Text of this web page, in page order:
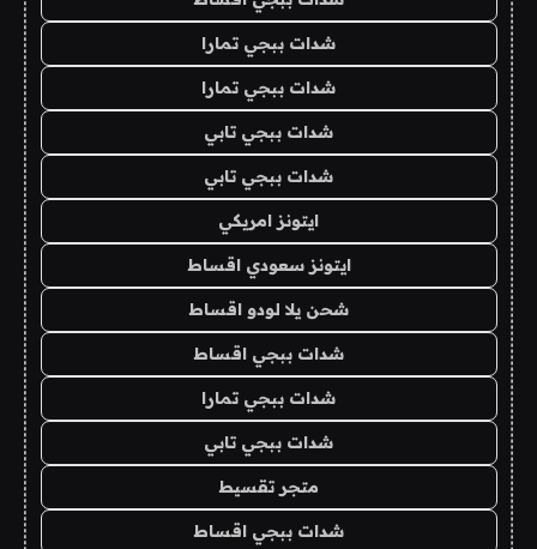
شدات ببجي تمارا
شدات ببجي تمارا
شدات ببجي تابي
شدات ببجي تابي
ايتونز امريكي
ايتونز سعودي اقساط
شحن يلا لودو اقساط
شدات ببجي اقساط
شدات ببجي تمارا
شدات ببجي تابي
متجر تقسيط
شدات ببجي اقساط